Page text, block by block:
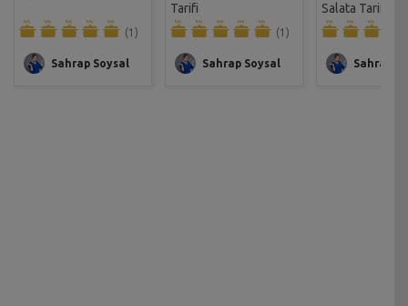
(1)
Sahrap Soysal
Tarifi
(1)
Sahrap Soysal
Salata Tarifi
Sahrap